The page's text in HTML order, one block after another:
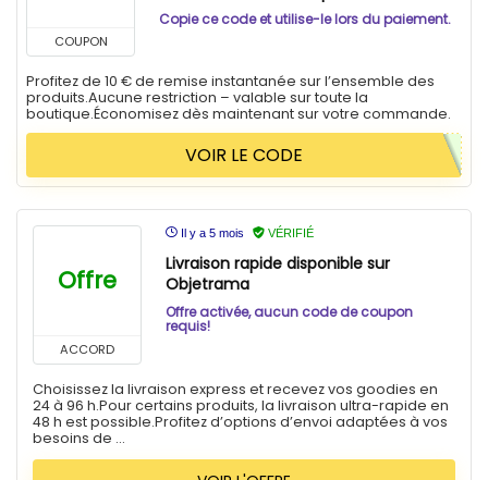
COUPON
Copie ce code et utilise-le lors du paiement.
Profitez de 10 € de remise instantanée sur l’ensemble des
produits.Aucune restriction – valable sur toute la
boutique.Économisez dès maintenant sur votre commande.
VOIR LE CODE
Offre
ACCORD
Il y a 5 mois VÉRIFIÉ
Livraison rapide disponible sur
Objetrama
Offre activée, aucun code de coupon
requis!
Choisissez la livraison express et recevez vos goodies en
24 à 96 h.Pour certains produits, la livraison ultra-rapide en
48 h est possible.Profitez d’options d’envoi adaptées à vos
besoins de ...